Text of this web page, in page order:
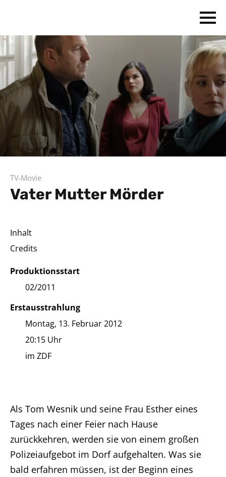
TV-Movie
Vater Mutter Mörder
Inhalt
Credits
Produktionsstart
02/2011
Erstausstrahlung
Montag, 13. Februar 2012
20:15 Uhr
im ZDF
Als Tom Wesnik und seine Frau Esther eines
Tages nach einer Feier nach Hause
zurückkehren, werden sie von einem großen
Polizeiaufgebot im Dorf aufgehalten. Was sie
bald erfahren müssen, ist der Beginn eines